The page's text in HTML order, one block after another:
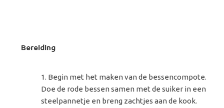
Bereiding
Begin met het maken van de bessencompote.
Doe de rode bessen samen met de suiker in een
steelpannetje en breng zachtjes aan de kook.